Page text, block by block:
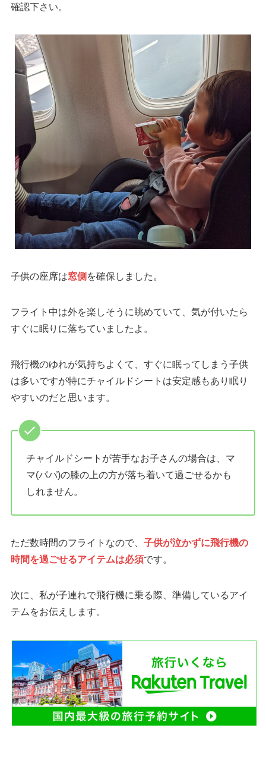
確認下さい。
子供の座席は窓側 を確保しました。
フライト中は外を楽しそうに眺めていて、気が付いたら
すぐに眠りに落ちていましたよ。
飛行機のゆれが気持ちよくて、すぐに眠ってしまう子供
は多いですが特にチャイルドシートは安定感もあり眠り
やすいのだと思います。
チャイルドシートが苦手なお子さんの場合は、マ
マ(パパ)の膝の上の方が落ち着いて過ごせるかも
しれません。
ただ数時間のフライトなので、 子供が泣かずに飛行機の
時間を過ごせるアイテムは必須です。
次に、私が子連れで飛行機に乗る際、準備しているアイ
テムをお伝えします。